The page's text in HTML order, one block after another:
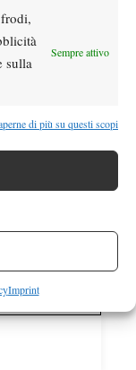
sulla
Sempre attivo
di più su questi scopi
Imprint
medical time
pesante,
Darderi